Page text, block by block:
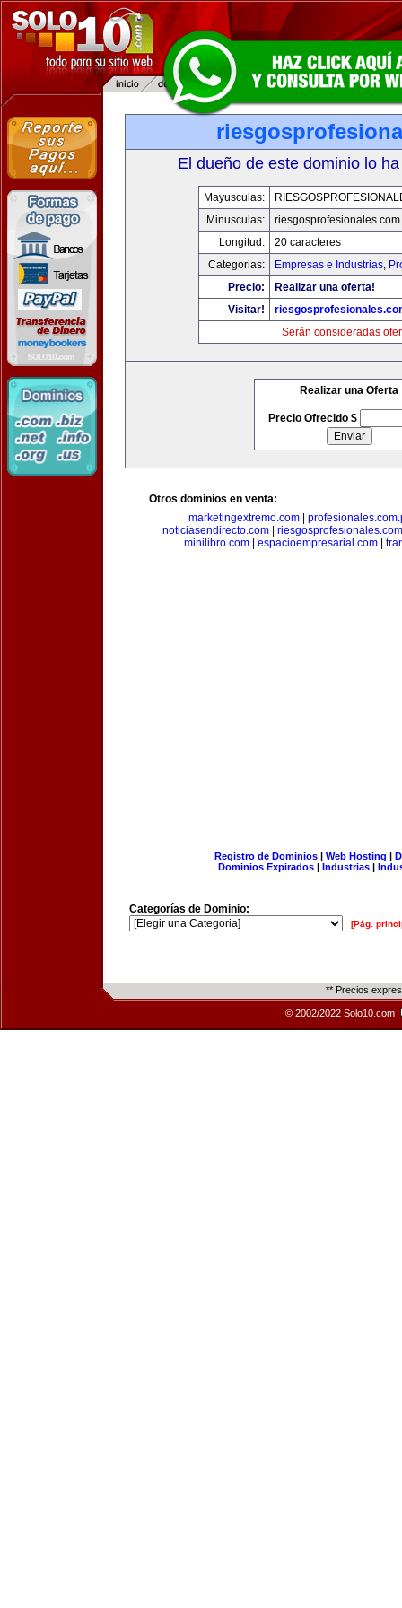
El dueño de este dominio lo
Mayusculas:
Minusculas:
riesgosprofesionales.com
Longitud:
20 caracteres
Categorias:
Empresas e Industrias,
Precio:
Realizar una oferta!
Visitar!
Serán consideradas
Realizar una Oferta
Precio Ofrecido $
Otros dominios en venta:
marketingextremo.com|
noticiasendirecto.com
riesgosprofesionales.com
minilibro.com| espacioempresarial.com|
Registro de Dominios| Web Hosting |
Dominios Expirados | Industrias |
Categorías de Dominio:
[Pág.
** Precios
© 2002/2022 Solo10.com